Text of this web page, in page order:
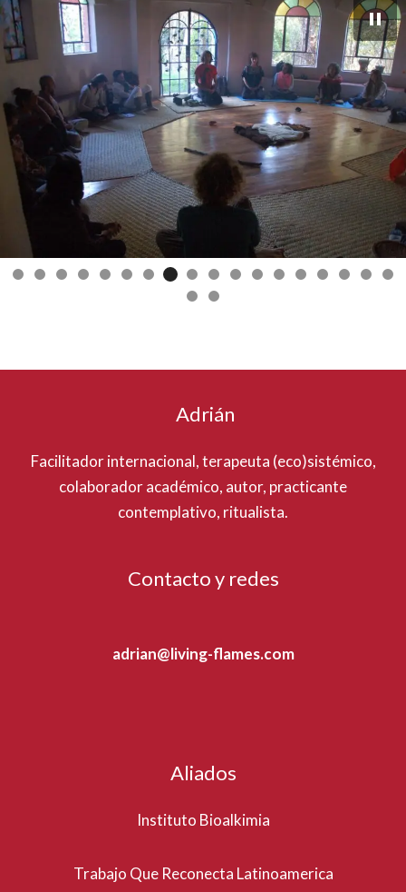
Adrián
Facilitador internacional, terapeuta (eco)sistémico,
colaborador académico, autor, practicante
contemplativo, ritualista.
Contacto y redes
adrian@living-flames.com
Aliados
Instituto Bioalkimia
Trabajo Que Reconecta Latinoamerica